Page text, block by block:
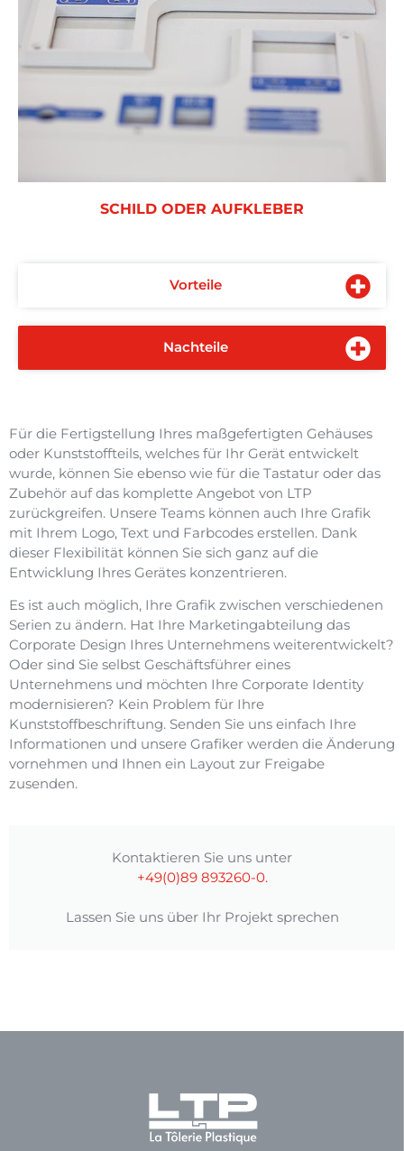
SCHILD ODER AUFKLEBER
Vorteile
Nachteile
Für die Fertigstellung Ihres maßgefertigten Gehäuses
oder Kunststoffteils, welches für Ihr Gerät entwickelt
wurde, können Sie ebenso wie für die Tastatur oder das
Zubehör auf das komplette Angebot von LTP
zurückgreifen. Unsere Teams können auch Ihre Grafik
mit Ihrem Logo, Text und Farbcodes erstellen. Dank
dieser Flexibilität können Sie sich ganz auf die
Entwicklung Ihres Gerätes konzentrieren.
Es ist auch möglich, Ihre Grafik zwischen verschiedenen
Serien zu ändern. Hat Ihre Marketingabteilung das
Corporate Design Ihres Unternehmens weiterentwickelt?
Oder sind Sie selbst Geschäftsführer eines
Unternehmens und möchten Ihre Corporate Identity
modernisieren? Kein Problem für Ihre
Kunststoffbeschriftung. Senden Sie uns einfach Ihre
Informationen und unsere Grafiker werden die Änderung
vornehmen und Ihnen ein Layout zur Freigabe
zusenden.
Kontaktieren Sie uns unter
+49(0)89 893260-0.
Lassen Sie uns über Ihr Projekt sprechen